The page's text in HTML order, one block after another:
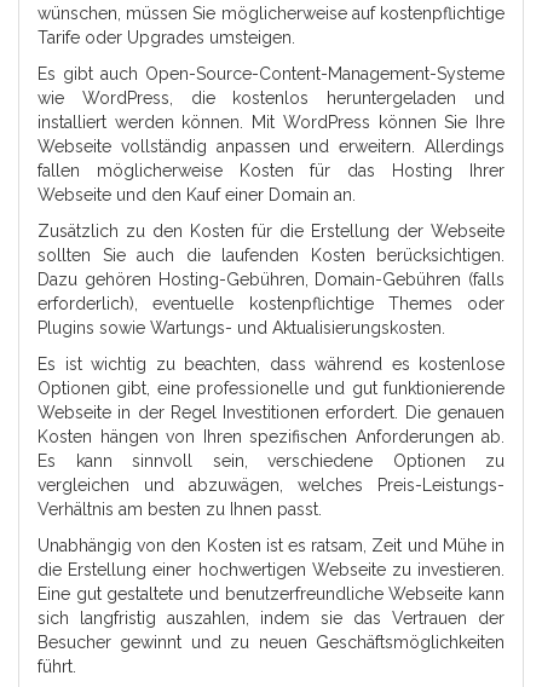
wünschen, müssen Sie möglicherweise auf kostenpflichtige
Tarife oder Upgrades umsteigen.
Es gibt auch Open-Source-Content-Management-Systeme
wie WordPress, die kostenlos heruntergeladen und
installiert werden können. Mit WordPress können Sie Ihre
Webseite vollständig anpassen und erweitern. Allerdings
fallen möglicherweise Kosten für das Hosting Ihrer
Webseite und den Kauf einer Domain an.
Zusätzlich zu den Kosten für die Erstellung der Webseite
sollten Sie auch die laufenden Kosten berücksichtigen.
Dazu gehören Hosting-Gebühren, Domain-Gebühren (falls
erforderlich), eventuelle kostenpflichtige Themes oder
Plugins sowie Wartungs- und Aktualisierungskosten.
Es ist wichtig zu beachten, dass während es kostenlose
Optionen gibt, eine professionelle und gut funktionierende
Webseite in der Regel Investitionen erfordert. Die genauen
Kosten hängen von Ihren spezifischen Anforderungen ab.
Es kann sinnvoll sein, verschiedene Optionen zu
vergleichen und abzuwägen, welches Preis-Leistungs-
Verhältnis am besten zu Ihnen passt.
Unabhängig von den Kosten ist es ratsam, Zeit und Mühe in
die Erstellung einer hochwertigen Webseite zu investieren.
Eine gut gestaltete und benutzerfreundliche Webseite kann
sich langfristig auszahlen, indem sie das Vertrauen der
Besucher gewinnt und zu neuen Geschäftsmöglichkeiten
führt.